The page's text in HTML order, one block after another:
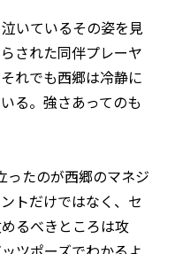
いているその姿を見
された同伴プレーヤ
れでも西郷は冷静に
る。強さあってのも
ったのが西郷のマネジ
トだけではなく、セ
るべきところは攻